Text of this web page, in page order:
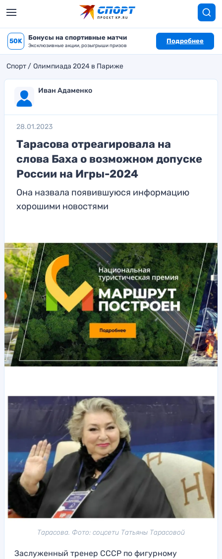
50K Бонусы на спортивные матчи
Эксклюзивные акции, розыгрыши призов
Подробнее
Спорт Олимпиада 2024 в Париже
Иван Адаменко
28.01.2023
Тарасова отреагировала на
слова Баха о возможном допуске
России на Игры-2024
Она назвала появившуюся информацию
хорошими новостями
Тарасова. Фото: соцсети Татьяны Тарасовой
Заслуженный тренер СССР по фигурному